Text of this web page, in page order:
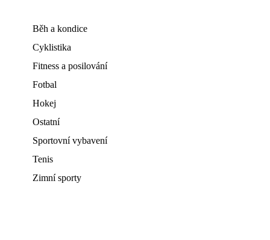
Běh a kondice
Cyklistika
Fitness a posilování
Fotbal
Hokej
Ostatní
Sportovní vybavení
Tenis
Zimní sporty